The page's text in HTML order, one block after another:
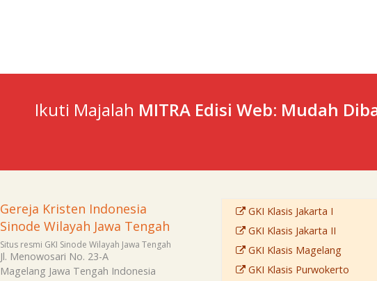
Ikuti Majalah MITRA Edisi Web: Mudah
Gereja Kristen Indonesia
Sinode Wilayah Jawa Tengah
Situs resmi GKI Sinode Wilayah Jawa Tengah
Jl. Menowosari No. 23-A
Magelang Jawa Tengah Indonesia
GKI Klasis Jakarta I
GKI Klasis Jakarta II
GKI Klasis Magelang
GKI Klasis Purwokerto